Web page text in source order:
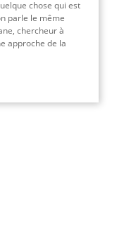
chose qui est
parle le même
chercheur à
approche de la